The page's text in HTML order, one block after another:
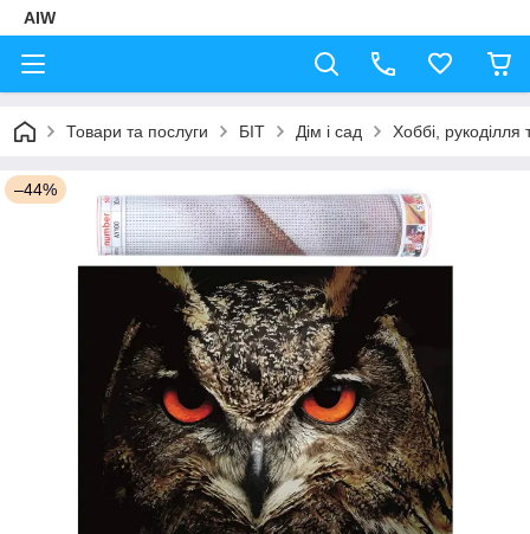
AIW
Товари та послуги БІТ Дім і сад Хоббі, рукоділля
–44%